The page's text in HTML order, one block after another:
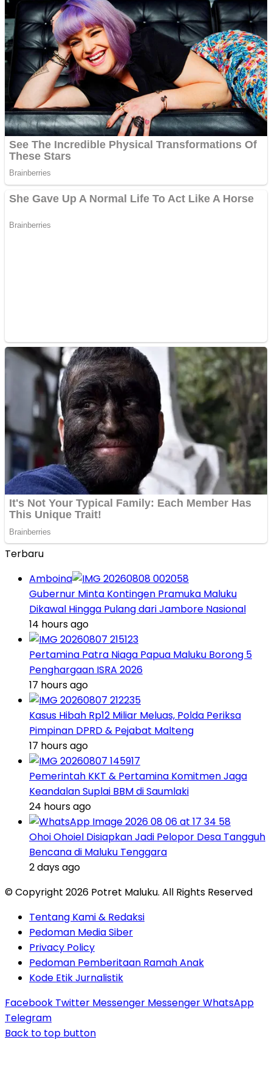
Terbaru
Amboina
Gubernur Minta Kontingen Pramuka Maluku
Dikawal Hingga Pulang dari Jambore Nasional
14 hours ago
Pertamina Patra Niaga Papua Maluku Borong 5
Penghargaan ISRA 2026
17 hours ago
Kasus Hibah Rp12 Miliar Meluas, Polda Periksa
Pimpinan DPRD & Pejabat Malteng
17 hours ago
Pemerintah KKT & Pertamina Komitmen Jaga
Keandalan Suplai BBM di Saumlaki
24 hours ago
Ohoi Ohoiel Disiapkan Jadi Pelopor Desa Tangguh
Bencana di Maluku Tenggara
2 days ago
© Copyright 2026 Potret Maluku. All Rights Reserved
Tentang Kami & Redaksi
Pedoman Media Siber
Privacy Policy
Pedoman Pemberitaan Ramah Anak
Kode Etik Jurnalistik
Facebook Twitter Messenger MessengerWhatsApp
Telegram
Back to top button